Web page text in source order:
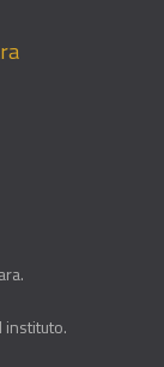
instituto.